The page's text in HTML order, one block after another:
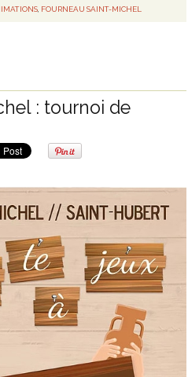
, FOURNEAU SAINT-MICHEL
: tournoi de